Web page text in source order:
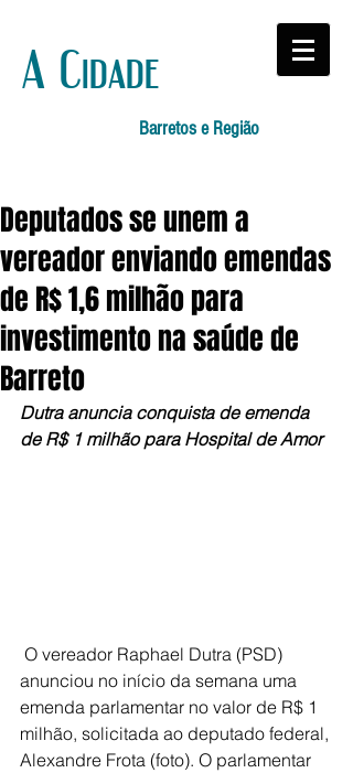
A Cidade
Barretos e Região
Deputados se unem a
vereador enviando emendas
de R$ 1,6 milhão para
investimento na saúde de
Barreto
Dutra anuncia conquista de emenda
de R$ 1 milhão para Hospital de Amor
anunciou no início da semana uma
emenda parlamentar no valor de R$ 1
milhão, solicitada ao deputado federal,
Alexandre Frota (foto). O parlamentar